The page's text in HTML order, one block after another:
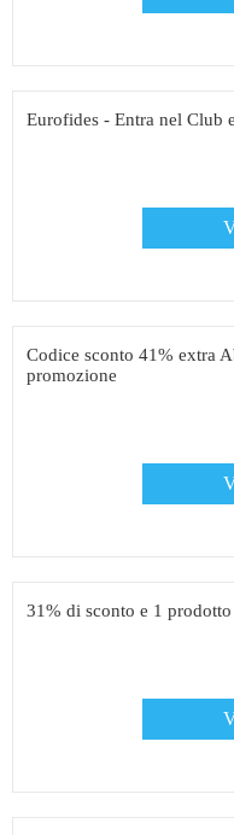
Eurofides - Entra nel Club
Codice sconto 41% extra
promozione
31% di sconto e 1